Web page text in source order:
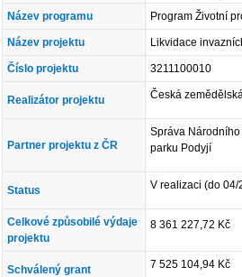
Název programu Program Životní
Název projektu Likvidace
Číslo projektu 3211100010
Realizátor projektu Česká
Partner projektu z ČR
Správa
parku Podyjí
Status V realizaci (do 04/
Celkové způsobilé výdaje
projektu
8 361 227,72 Kč
Schválený grant 7 525 104,94 Kč